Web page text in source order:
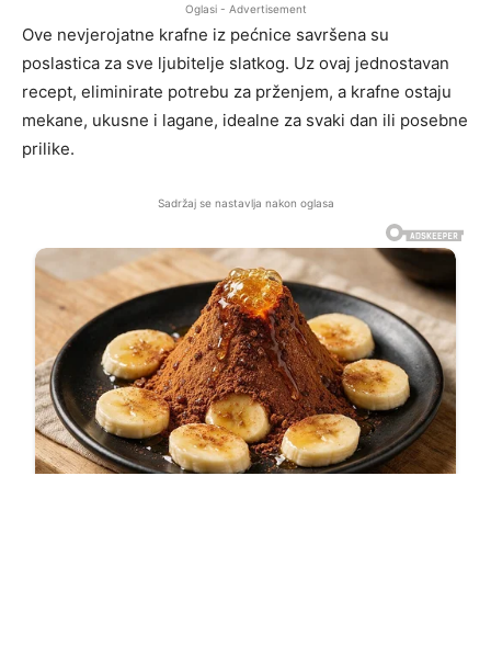
Oglasi - Advertisement
Ove nevjerojatne krafne iz pećnice savršena su
poslastica za sve ljubitelje slatkog. Uz ovaj jednostavan
recept, eliminirate potrebu za prženjem, a krafne ostaju
mekane, ukusne i lagane, idealne za svaki dan ili posebne
prilike.